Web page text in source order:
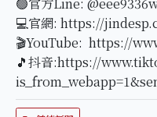
🟢官方Line:
💻官網: https://
🎬YouTube: https://
🎵抖音:https://